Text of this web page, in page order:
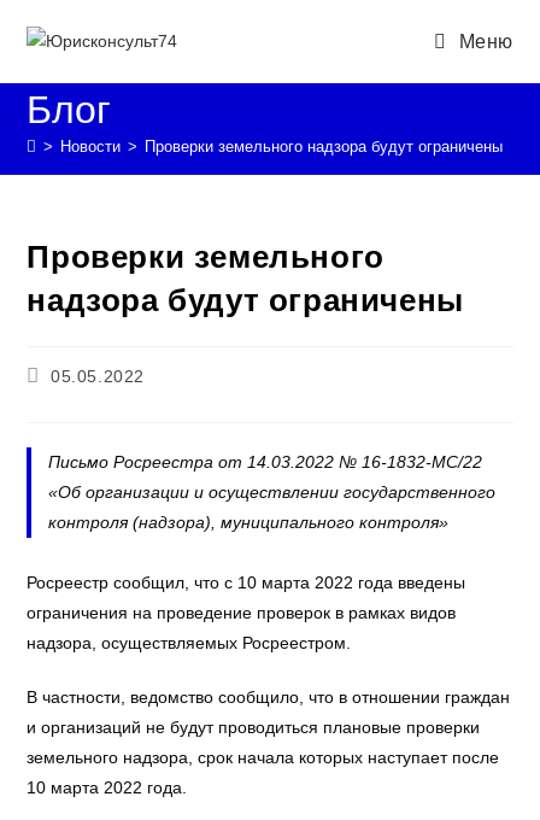
Меню
Блог
> Новости > Проверки земельного надзора будут ограничены
Проверки земельного
надзора будут ограничены
Запись
05.05.2022
Письмо Росреестра от 14.03.2022 № 16-1832-МС/22
«Об организации и осуществлении государственного
контроля (надзора), муниципального контроля»
Росреестр сообщил, что с 10 марта 2022 года введены
ограничения на проведение проверок в рамках видов
надзора, осуществляемых Росреестром.
В частности, ведомство сообщило, что в отношении граждан
и организаций не будут проводиться плановые проверки
земельного надзора, срок начала которых наступает после
10 марта 2022 года.